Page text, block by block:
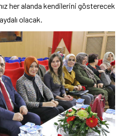
her alanda kendilerini gösterecek
olacak.